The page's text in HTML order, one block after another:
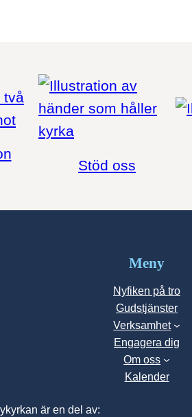
Stöd oss
Meny
Nyfiken på tro
Gudstjänster
Verksamhet
Engagera dig
Om oss
Kalender
är en del av: